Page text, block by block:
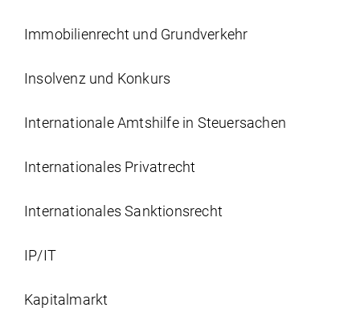
Immobilien­recht und Grundverkehr
Insolvenz und Konkurs
Internationale Amtshilfe in Steuersachen
Internationales Privatrecht
Internationales Sanktionsrecht
IP/IT
Kapitalmarkt